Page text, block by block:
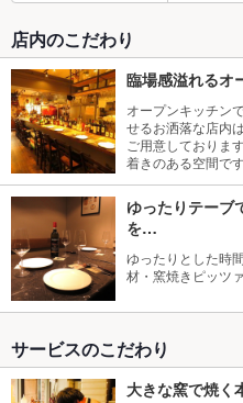
店内のこだわり
臨場感溢れるオ
オープンキッチン
せるお洒落な店内
ご用意しておりま
着きのある空間です
ゆったりテーブ
を…
ゆったりとした時
材・窯焼きピッツ
サービスのこだわり
大きな窯で焼く